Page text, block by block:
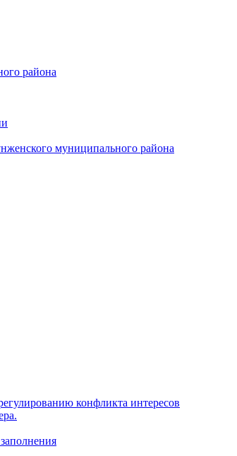
района
муниципального района
конфликта интересов